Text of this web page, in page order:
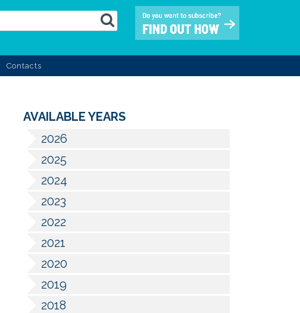
Contacts
AVAILABLE YEARS
2026
2025
2024
2023
2022
2021
2020
2019
2018